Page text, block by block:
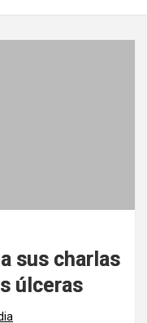
sus charlas
úlceras